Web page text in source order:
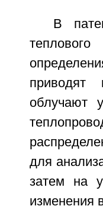
В
приводят
облучают
для
затем на
изменения